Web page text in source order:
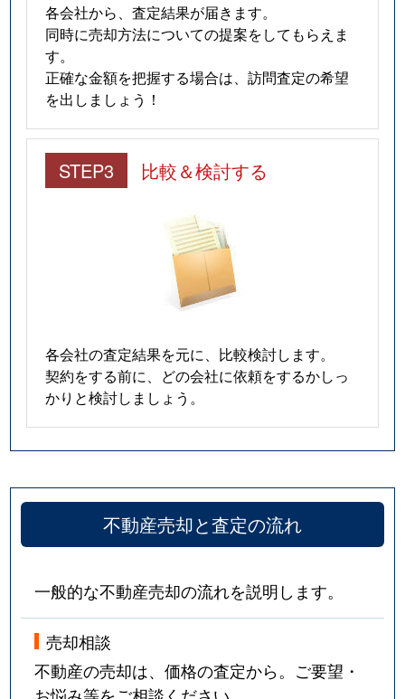
各会社から、査定結果が届きます。
同時に売却方法についての提案をしてもらえま
す。
正確な金額を把握する場合は、訪問査定の希望
を出しましょう！
STEP3 比較＆検討する
各会社の査定結果を元に、比較検討します。
契約をする前に、どの会社に依頼をするかしっ
かりと検討しましょう。
不動産売却と査定の流れ
一般的な不動産売却の流れを説明します。
売却相談
不動産の売却は、価格の査定から。ご要望・
お悩み等をご相談ください。